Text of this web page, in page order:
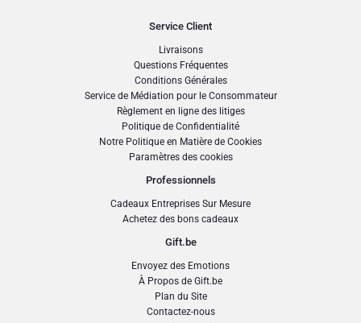
Coffrets cadeaux champagne de luxe
, quant à lui, est un vin effervescent bu dans le monde entier et
associé au luxe et aux fêtes . Il tire son nom de la Champagne,
traditionnellement consommé pour les fêtes et grandes occasions. Selon votre
Service Client
Livraisons
Questions Fréquentes
Conditions Générales
Service de Médiation pour le Consommateur
Règlement en ligne des litiges
Politique de Confidentialité
Notre Politique en Matière de Cookies
Paramètres des cookies
Professionnels
Cadeaux Entreprises Sur Mesure
Achetez des bons cadeaux
Gift.be
Envoyez des Emotions
À Propos de Gift.be
Plan du Site
Contactez-nous